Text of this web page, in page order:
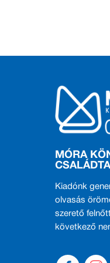
MÓRA
Kiadónk
olvasás
szerető
következő